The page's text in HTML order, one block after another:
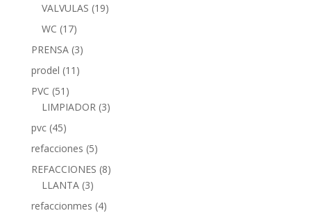
VALVULAS (19)
WC (17)
PRENSA (3)
prodel (11)
PVC (51)
LIMPIADOR (3)
pvc (45)
refacciones (5)
REFACCIONES (8)
LLANTA (3)
refaccionmes (4)